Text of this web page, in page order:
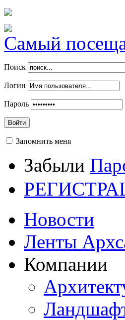
Самый
Поиск
Логин
Пароль
Войти
Запомнить меня
Забыли
Новости
Ленты
Компании